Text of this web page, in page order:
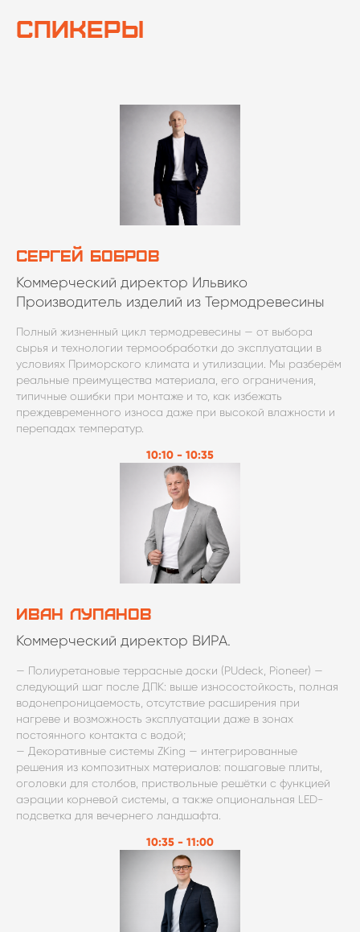
Спикеры
Сергей Бобров
Коммерческий директор Ильвико
Производитель изделий из Термодревесины
Полный жизненный цикл термодревесины — от выбора
сырья и технологии термообработки до эксплуатации в
условиях Приморского климата и утилизации. Мы разберём
реальные преимущества материала, его ограничения,
типичные ошибки при монтаже и то, как избежать
преждевременного износа даже при высокой влажности и
перепадах температур.
10:10 - 10:35
иван лупанов
Коммерческий директор ВИРА.
— Полиуретановые террасные доски (PUdeck, Pioneer) —
следующий шаг после ДПК: выше износостойкость, полная
водонепроницаемость, отсутствие расширения при
нагреве и возможность эксплуатации даже в зонах
постоянного контакта с водой;
— Декоративные системы ZKing — интегрированные
решения из композитных материалов: пошаговые плиты,
оголовки для столбов, приствольные решётки с функцией
аэрации корневой системы, а также опциональная LED-
подсветка для вечернего ландшафта.
10:35 - 11:00